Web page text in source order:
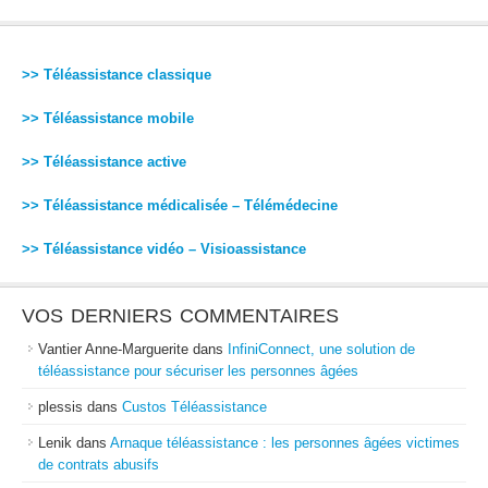
>> Téléassistance classique
>> Téléassistance mobile
>> Téléassistance active
>> Téléassistance médicalisée – Télémédecine
>> Téléassistance vidéo – Visioassistance
VOS DERNIERS COMMENTAIRES
Vantier Anne-Marguerite dans InfiniConnect, une solution de
téléassistance pour sécuriser les personnes âgées
plessis dans Custos Téléassistance
Lenik dans Arnaque téléassistance : les personnes âgées victimes
de contrats abusifs